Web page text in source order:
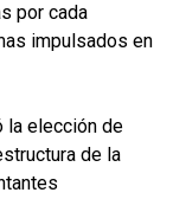
por cada
impulsados en
la elección de
de la